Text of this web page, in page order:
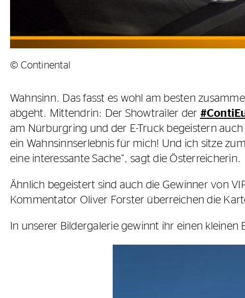
© Continental
Wahnsinn. Das fasst es wohl am besten
abgeht. Mittendrin: Der Showtrailer der
am Nürburgring und der E-Truck begeistern
ein Wahnsinnserlebnis für mich! Und ich sitze
eine interessante Sache“, sagt die Österreicherin.
Ähnlich begeistert sind auch die Gewinner von
Kommentator Oliver Forster überreichen die
In unserer Bildergalerie gewinnt ihr einen kleinen